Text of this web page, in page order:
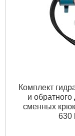
Комплект
и
сменных
630